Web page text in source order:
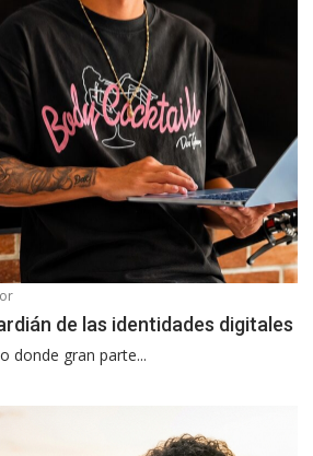
de las identidades digitales
donde gran parte...